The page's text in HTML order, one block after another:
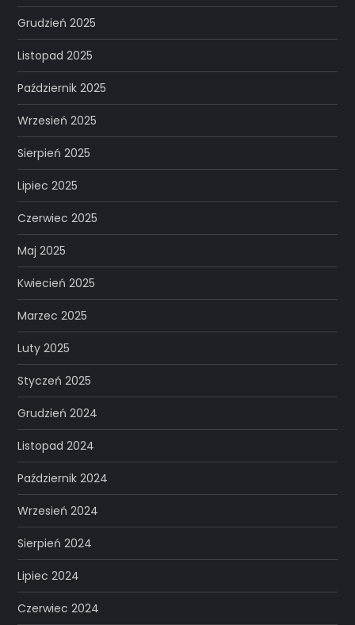
Grudzień 2025
Listopad 2025
Październik 2025
Wrzesień 2025
Sierpień 2025
Lipiec 2025
Czerwiec 2025
Maj 2025
Kwiecień 2025
Marzec 2025
Luty 2025
Styczeń 2025
Grudzień 2024
Listopad 2024
Październik 2024
Wrzesień 2024
Sierpień 2024
Lipiec 2024
Czerwiec 2024